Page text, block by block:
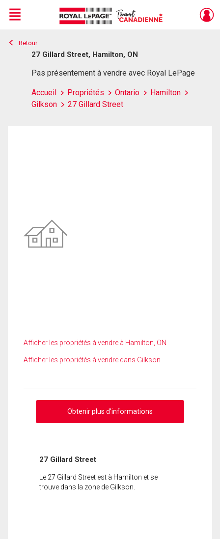
Live
En Direct
Menu
Retour
27 Gillard Street, Hamilton, ON
Pas présentement à vendre avec Royal LePage
Accueil Propriétés Ontario
Hamilton
Gilkson
27 Gillard Street
Afficher les propriétés à vendre à Hamilton, ON
Afficher les propriétés à vendre dans Gilkson
Obtenir plus d'informations
27 Gillard Street
Le 27 Gillard Street est à Hamilton et se
trouve dans la zone de Gilkson.